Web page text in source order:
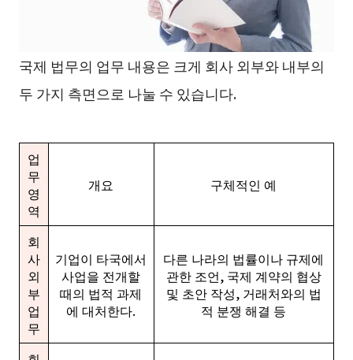
국제 법무의 업무 내용은 크게 회사 외부와 내부의
두 가지 측면으로 나눌 수 있습니다.
업
무
영
역
개요 구체적인 예
회
사
외
부
업
무
기업이 타국에서
사업을 전개할
때의 법적 과제
에 대처한다.
다른 나라의 법률이나 규제에
관한 조언, 국제 계약의 협상
및 초안 작성, 거래처와의 법
적 분쟁 해결 등